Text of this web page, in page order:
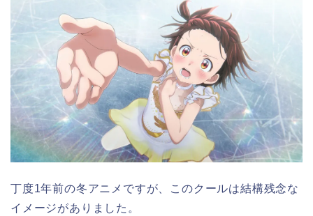
丁度1年前の冬アニメですが、このクールは結構残念な
イメージがありました。